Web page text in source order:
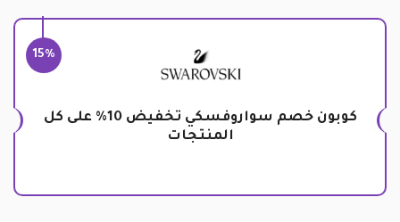
15%
كوبون خصم سواروفسكي تخفيض 10% على كل
المنتجات